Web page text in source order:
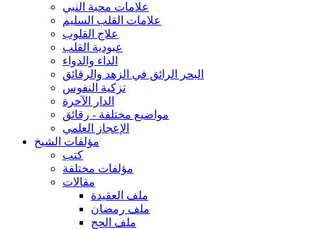
علامات محبة النبي
علامات القلب السليم
علاج القلوب
عبودية القلب
الداء والدواء
البحر الرائق في الزهد والرقائق
تزكية النفوس
الدار الآخرة
مواضيع مختلفة - رقائق
الإعجاز العلمي
مؤلفات الشيخ
كتب
مؤلفات مختلفة
مقالات
ملف العقيدة
ملف رمضان
ملف الحج